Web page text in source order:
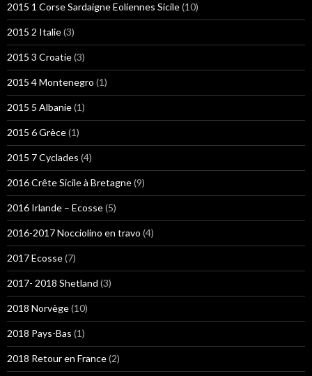
2015 1 Corse Sardaigne Eoliennes Sicile(10)
2015 2 Italie(3)
2015 3 Croatie(3)
2015 4 Montenegro (1)
2015 5 Albanie(1)
2015 6 Grèce(1)
2015 7 Cyclades (4)
2016 Crête Sicile à Bretagne(9)
2016 Irlande – Ecosse(5)
2016-2017 Nocciolino en travo (4)
2017 Ecosse(7)
2017- 2018 Shetland (3)
2018 Norvège(10)
2018 Pays-Bas (1)
2018 Retour en France(2)